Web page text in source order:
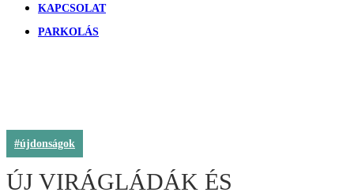
KAPCSOLAT
PARKOLÁS
#újdonságok
ÚJ VIRÁGLÁDÁK ÉS